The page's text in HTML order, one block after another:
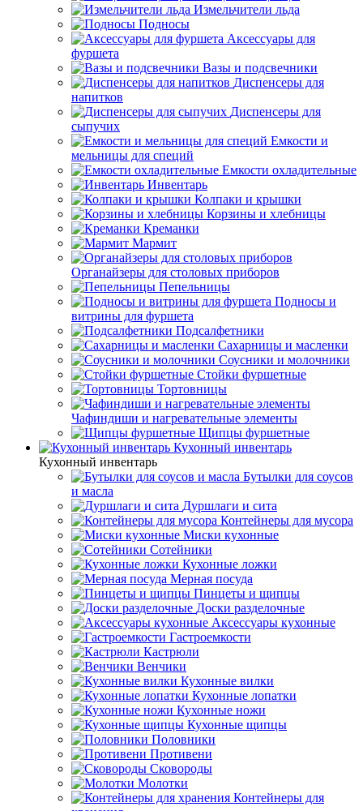
Измельчители льда
Подносы
Аксессуары для
фуршета
Вазы и подсвечники
Диспенсеры для
напитков
Диспенсеры для
сыпучих
Емкости и
мельницы для специй
Емкости охладительные
Инвентарь
Колпаки и крышки
Корзины и хлебницы
Креманки
Мармит
Органайзеры для столовых приборов
Пепельницы
Подносы и
витрины для фуршета
Подсалфетники
Сахарницы и масленки
Соусники и молочники
Стойки фуршетные
Тортовницы
Чафиндиши и нагревательные элементы
Щипцы фуршетные
Кухонный инвентарь
Кухонный инвентарь
Бутылки для соусов
и масла
Дуршлаги и сита
Контейнеры для мусора
Миски кухонные
Сотейники
Кухонные ложки
Мерная посуда
Пинцеты и щипцы
Доски разделочные
Аксессуары кухонные
Гастроемкости
Кастрюли
Венчики
Кухонные вилки
Кухонные лопатки
Кухонные ножи
Кухонные щипцы
Половники
Противени
Сковороды
Молотки
Контейнеры для